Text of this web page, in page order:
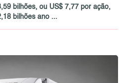
bilhões, ou US$ 7,77 por ação,
bilhões ano ...